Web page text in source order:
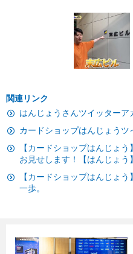
関連リンク
はんじょうさんツイッターア
カードショップはんじょうツ
【カードショップはんじょ
お見せします！【はんじょう】
【カードショップはんじょ
一歩。